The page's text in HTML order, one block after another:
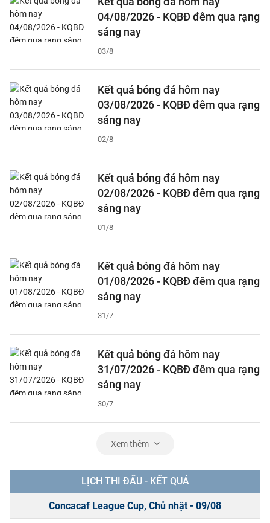
04/08/2026 - KQBĐ đêm qua rạng
sáng nay
03/8
Kết quả bóng đá hôm nay
03/08/2026 - KQBĐ đêm qua rạng
sáng nay
02/8
Kết quả bóng đá hôm nay
02/08/2026 - KQBĐ đêm qua rạng
sáng nay
01/8
Kết quả bóng đá hôm nay
01/08/2026 - KQBĐ đêm qua rạng
sáng nay
31/7
Kết quả bóng đá hôm nay
31/07/2026 - KQBĐ đêm qua rạng
sáng nay
30/7
Xem thêm
LỊCH THI ĐẤU - KẾT QUẢ
Concacaf League Cup, Chủ nhật - 09/08